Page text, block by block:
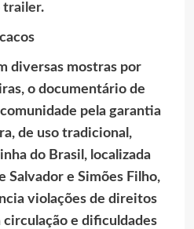
trailer.
diversas mostras por
o documentário de
pela garantia
de uso tradicional,
do Brasil, localizada
Salvador e Simões Filho,
violações de direitos
circulação e dificuldades